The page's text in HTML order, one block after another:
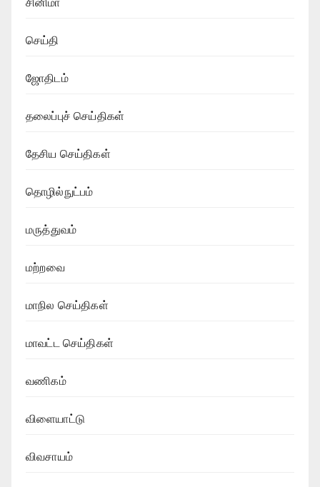
செய்தி
ஜோதிடம்
தலைப்புச் செய்திகள்
தேசிய செய்திகள்
தொழில்நுட்பம்
மருத்துவம்
மற்றவை
மாநில செய்திகள்
மாவட்ட செய்திகள்
வணிகம்
விளையாட்டு
விவசாயம்